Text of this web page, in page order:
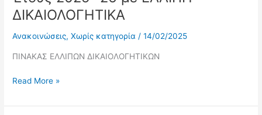
ΔΙΚΑΙΟΛΟΓΗΤΙΚΑ
Ανακοινώσεις,Χωρίς κατηγορία /14/02/2025
ΠΙΝΑΚΑΣ ΕΛΛΙΠΩΝ ΔΙΚΑΙΟΛΟΓΗΤΙΚΩΝ
Σωμάτων
(ΣΣΑΣ),
Νοσηλευτικής
και
Στρατιωτικών
Read More »